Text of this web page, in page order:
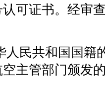
可证书。经审
人民共和国国籍
主管部门颁发